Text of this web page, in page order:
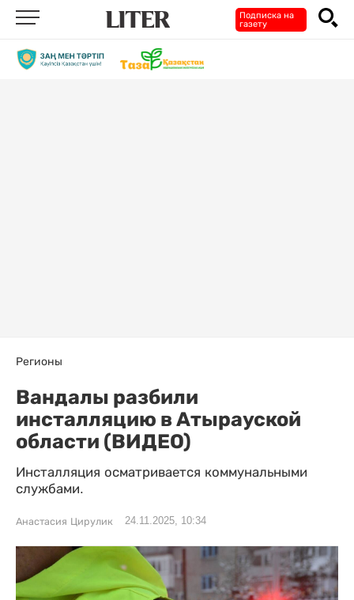
Подписка на
газету
Регионы
Вандалы разбили
инсталляцию в Атырауской
области (ВИДЕО)
Инсталляция осматривается коммунальными
службами.
Анастасия Цирулик 24.11.2025, 10:34